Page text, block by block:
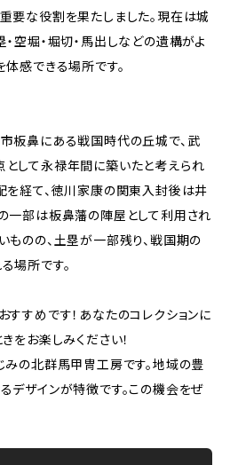
要な役割を果たしました。現在は城
空堀・堀切・馬出しなどの遺構がよ
感できる場所です。
板鼻にある戦国時代の丘城で、武
して永禄年間に築いたと考えられ
を経て、徳川家康の関東入封後は井
一部は板鼻藩の陣屋として利用され
ものの、土塁が一部残り、戦国期の
場所です。
すすめです！あなたのコレクションに
をお楽しみください！
みの北群馬甲冑工房です。地域の豊
デザインが特徴です。この機会をぜ